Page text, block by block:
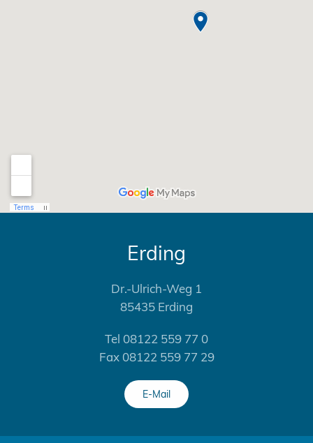
Erding
Dr.-Ulrich-Weg 1
85435 Erding
Tel 08122 559 77 0
Fax 08122 559 77 29
E-Mail